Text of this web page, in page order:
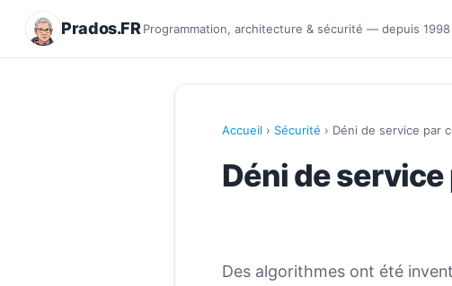
Prados.FR Programmation, architecture & sécurité — depuis 1998
Accueil › Sécurité › Déni de service par
Déni de
Des algorithmes ont été